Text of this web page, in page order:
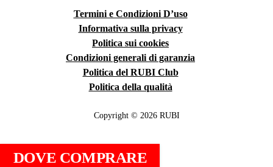
DOVE COMPRARE
Termini e Condizioni D’uso
Informativa sulla privacy
Politica sui cookies
Condizioni generali di garanzia
Politica del RUBI Club
Politica della qualità
Copyright © 2026 RUBI